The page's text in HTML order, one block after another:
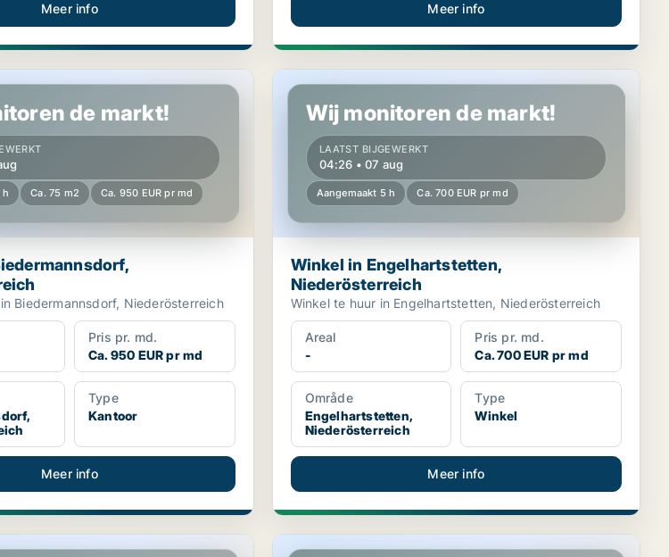
Meer info Meer info
Niederösterreich
de markt!
h Ca. 75 m2 Ca. 950 EUR pr md
Biedermannsdorf, Niederösterreich
Pris pr. md.
Ca. 950 EUR pr md
Type
Kantoor
Meer info
Winkel in Engelhartstetten, Niederösterreich
Wij monitoren de markt!
LAATST BIJGEWERKT
04:26 • 07 aug
Aangemaakt 5 h Ca. 700 EUR pr md
Winkel in Engelhartstetten,
Niederösterreich
Winkel te huur in Engelhartstetten, Niederösterreich
Areal
-
Pris pr. md.
Ca. 700 EUR pr md
Område
Engelhartstetten,
Niederösterreich
Type
Winkel
Meer info
Niederösterreich Kantoor in Bad Fischau-Brunn, Niederösterreich